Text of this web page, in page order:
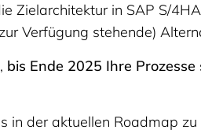
Zielarchitektur in SAP S/
Verfügung stehende)
bis Ende 2025 Ihre
in der aktuellen Roadmap